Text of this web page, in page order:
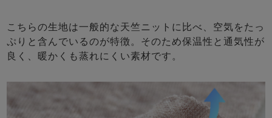
こちらの生地は一般的な天竺ニットに比べ、空気をたっ
ぷりと含んでいるのが特徴。そのため保温性と通気性が
良く、暖かくも蒸れにくい素材です。